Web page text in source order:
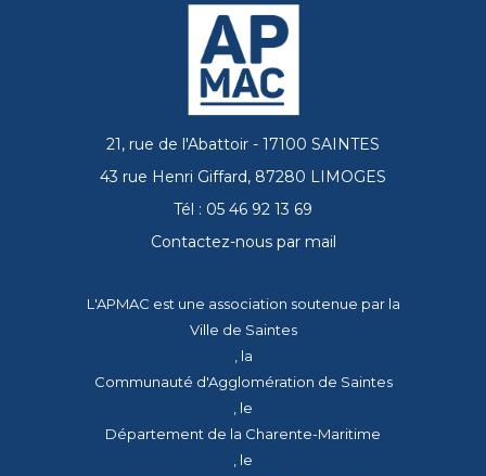
21, rue de l'Abattoir - 17100 SAINTES
43 rue Henri Giffard, 87280 LIMOGES
Tél : 05 46 92 13 69
Contactez-nous par mail
L'APMAC est une association soutenue par la
Ville de Saintes
, la
Communauté d'Agglomération de Saintes
, le
Département de la Charente-Maritime
, le